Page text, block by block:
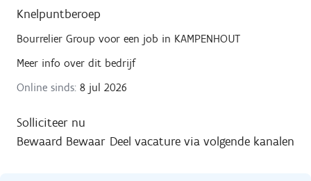
r
Knelpuntberoep
Bourrelier Group voor een job in KAMPENHOUT
Meer info over dit bedrijf
Online sinds: 8 jul 2026
Solliciteer nu
Bewaard Bewaar Deel vacature via volgende kanalen